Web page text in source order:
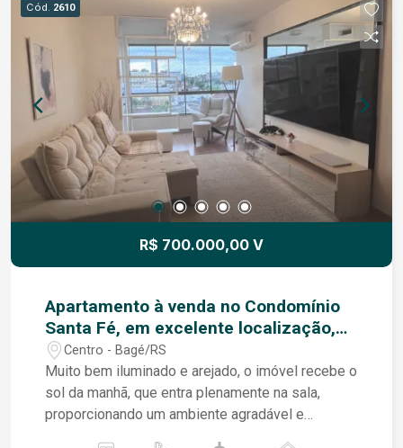
Cód. 2610
R$ 700.000,00 V
Apartamento à venda no Condomínio
Santa Fé, em excelente localização,
unindo conforto, praticidade e ótima
orientação solar
Centro - Bagé/RS
Muito bem iluminado e arejado, o imóvel recebe o
sol da manhã, que entra plenamente na sala,
proporcionando um ambiente agradável e